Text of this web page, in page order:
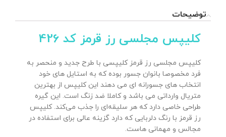
توضیحات
کلیپس مجلسی رز قرمز کد 426
کلیپس مجلسی رز قرمز کلیپسی با طرح جدید و منحصر به
فرد مخصوصا بانوان جسور بوده که به استایل های خود
انتخاب های جسورانه ای می دهند این کلیپس از بهترین
متریال وارداتی می باشد و کاملا ضد زنگ است. این گیره
طراحی خاصی دارد که هر سلیقه‌ای را جذب می‌کند. کلیپس
رز قرمز با رنگ دلربایی که دارد گزینه عالی برای استفاده در
مجالس و مهمانی هاست.